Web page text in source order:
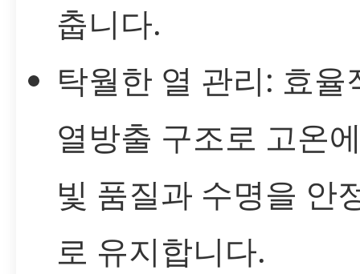
춥니다.
탁월한 열 관리: 효율
열방출 구조로 고온
빛 품질과 수명을 안
로 유지합니다.